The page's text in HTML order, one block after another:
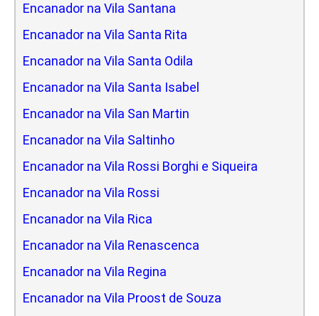
Encanador na Vila Santana
Encanador na Vila Santa Rita
Encanador na Vila Santa Odila
Encanador na Vila Santa Isabel
Encanador na Vila San Martin
Encanador na Vila Saltinho
Encanador na Vila Rossi Borghi e Siqueira
Encanador na Vila Rossi
Encanador na Vila Rica
Encanador na Vila Renascenca
Encanador na Vila Regina
Encanador na Vila Proost de Souza